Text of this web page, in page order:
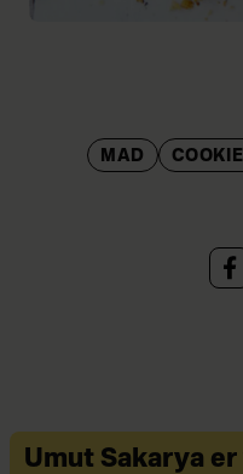
MAD
Umut Sakarya